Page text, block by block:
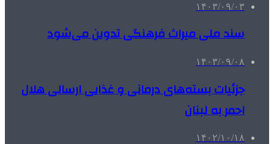
۱۴۰۳/۰۹/۰۳
سند ملی میراث فرهنگی تدوین می‌شود
۱۴۰۳/۰۹/۰۸
جزئیات بسته‌های درمانی و غذایی ارسالی هلال
احمر به لبنان
۱۴۰۲/۱۰/۱۸